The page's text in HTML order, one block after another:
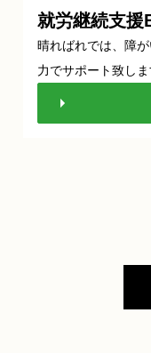
就労継続支援
晴ればれでは、障
力でサポート致しま